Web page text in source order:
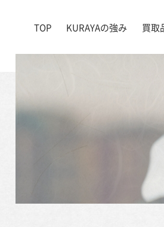
TOP KURAYAの強み 買取
時計
ブランド